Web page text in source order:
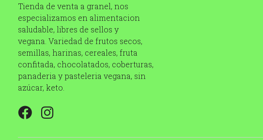
Tienda de venta a granel, nos
especializamos en alimentacion
saludable, libres de sellos y
vegana. Variedad de frutos secos,
semillas, harinas, cereales, fruta
confitada, chocolatados, coberturas,
panaderia y pasteleria vegana, sin
azúcar, keto.